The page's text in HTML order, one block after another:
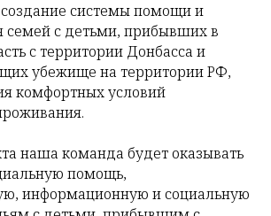
системы помощи и
семей с детьми, прибывших в
с территории Донбасса и
убежище на территории РФ,
комфортных условий
наша команда будет оказывать
помощь,
информационную и социальную